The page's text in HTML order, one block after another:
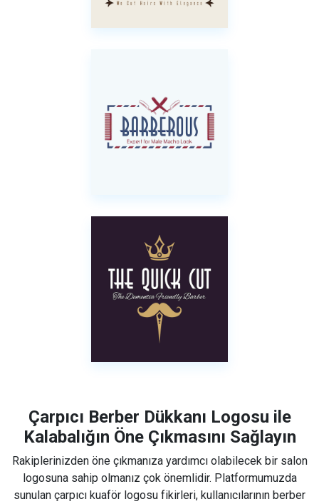
Çarpıcı Berber Dükkanı Logosu ile
Kalabalığın Öne Çıkmasını Sağlayın
Rakiplerinizden öne çıkmanıza yardımcı olabilecek bir salon
logosuna sahip olmanız çok önemlidir. Platformumuzda
sunulan çarpıcı kuaför logosu fikirleri, kullanıcılarının berber